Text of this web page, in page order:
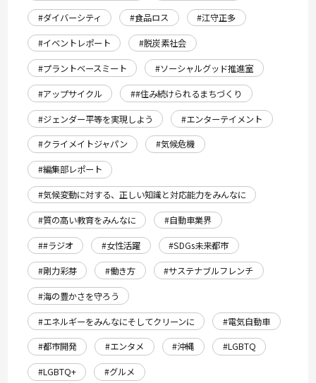
#ダイバーシティ
#食品ロス
#江守正多
#イベントレポート
#脱炭素社会
#プラントベースミート
#ソーシャルグッド推進室
#アップサイクル
##住み続けられるまちづくり
#ジェンダー平等を実現しよう
#エンターテイメント
#クライメイトジャパン
#気候危機
#編集部レポート
#気候変動に対する、正しい知識と対応能力をみんなに
#質の高い教育をみんなに
#自動車業界
##ラジオ
#女性活躍
#SDGs未来都市
#剛力彩芽
#働き方
#サステナブルフレンチ
#海の豊かさを守ろう
#エネルギーをみんなにそしてクリーンに
#電気自動車
#都市開発
#エンタメ #沖縄
#LGBTQ
#LGBTQ+
#グルメ